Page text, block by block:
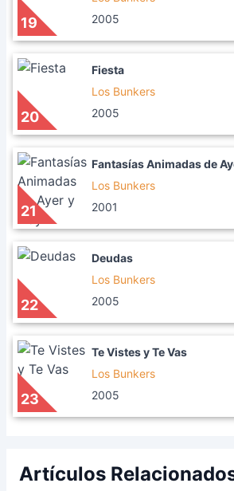
19
2005
20
Fiesta
Los Bunkers
2005
21
Fantasías Animadas de
Los Bunkers
2001
22
Deudas
Los Bunkers
2005
23
Te Vistes y Te Vas
Los Bunkers
2005
Artículos